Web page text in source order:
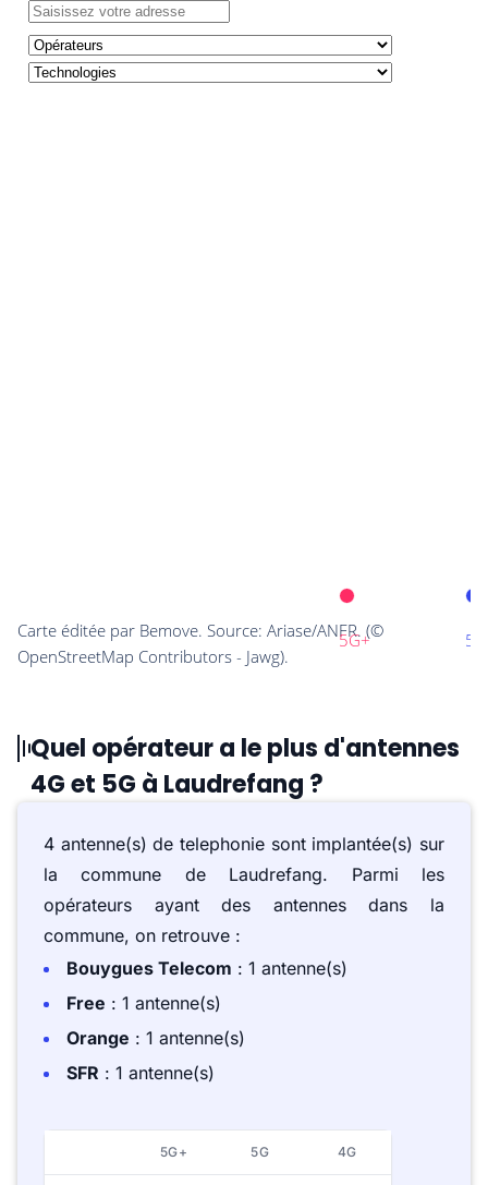
Quel opérateur a le plus d'antennes
4G et 5G à Laudrefang ?
4 antenne(s) de telephonie sont implantée(s) sur
la commune de Laudrefang. Parmi les
opérateurs ayant des antennes dans la
commune, on retrouve :
Bouygues Telecom : 1 antenne(s)
Free : 1 antenne(s)
Orange : 1 antenne(s)
SFR : 1 antenne(s)
5G+ 5G 4G